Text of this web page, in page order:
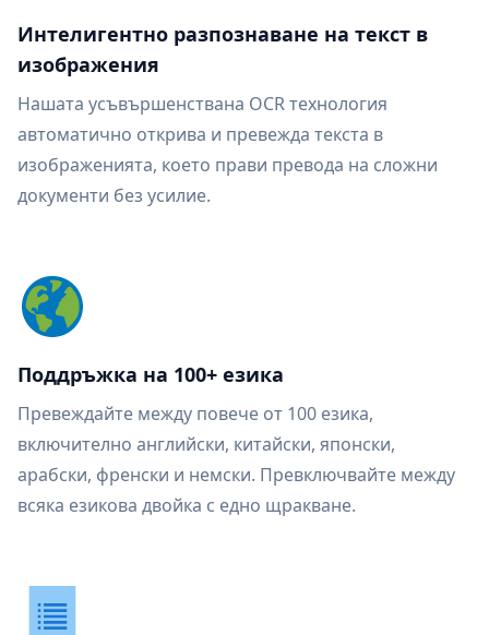
Интелигентно разпознаване на текст в
изображения
Нашата усъвършенствана OCR технология
автоматично открива и превежда текста в
изображенията, което прави превода на сложни
документи без усилие.
Поддръжка на 100+ езика
Превеждайте между повече от 100 езика,
включително английски, китайски, японски,
арабски, френски и немски. Превключвайте между
всяка езикова двойка с едно щракване.